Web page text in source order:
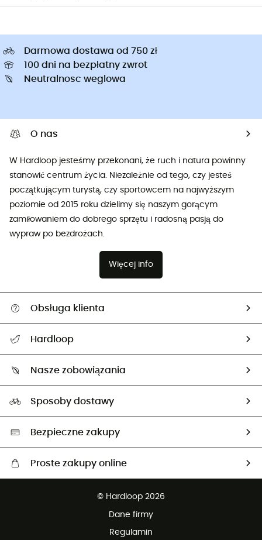
Darmowa dostawa od 750 zł
100 dni na bezpłatny zwrot
Neutralnosc weglowa
O nas
W Hardloop jesteśmy przekonani, że ruch i natura powinny
stanowić centrum życia. Niezależnie od tego, czy jesteś
początkującym turystą, czy sportowcem na najwyższym
poziomie od 2015 roku dzielimy się naszym gorącym
zamiłowaniem do dobrego sprzętu i radosną pasją do
wypraw po bezdrożach.
Więcej info
Obsługa klienta
Śledzenie przesyłki
Zwrot artykułów i zwrot środków
Hardloop
Nasze zobowiązania
Neutralność węglowa
Wybrane produkty eko
Sposoby dostawy
Bezpieczne zakupy
Proste zakupy online
© Hardloop 2026
Dane firmy
Regulamin